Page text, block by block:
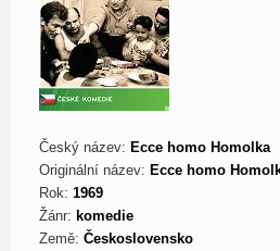
Český název: Ecce homo Homolka
Originální název: Ecce homo
Rok: 1969
Žánr: komedie
Země: Československo